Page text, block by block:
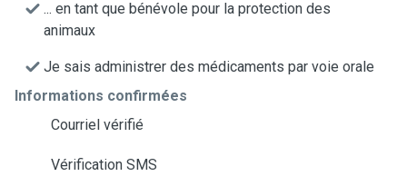
... en tant que bénévole pour la protection des
animaux
Je sais administrer des médicaments par voie orale
Informations confirmées
Courriel vérifié
Vérification SMS